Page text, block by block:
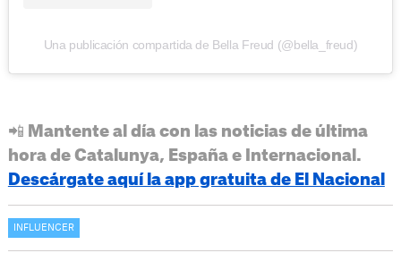
Una publicación compartida de Bella Freud (@bella_freud)
📲 Mantente al día con las noticias de última
hora de Catalunya, España e Internacional.
Descárgate aquí la app gratuita de El Nacional
INFLUENCER